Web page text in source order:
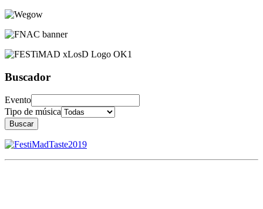
Buscador
Evento
Tipo de música
Buscar